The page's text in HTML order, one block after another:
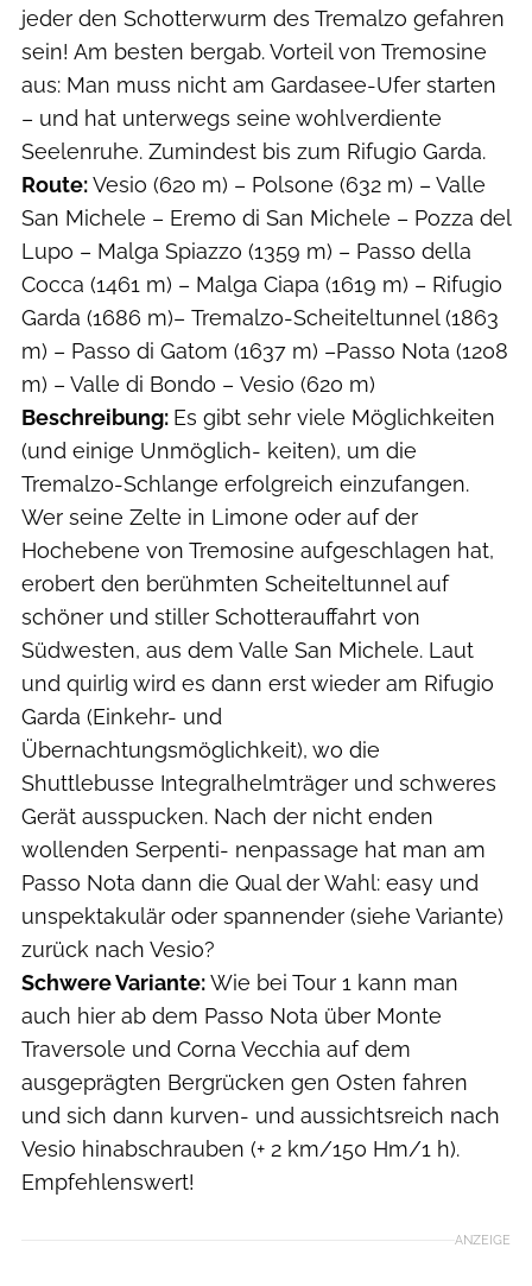
jeder den Schotterwurm des Tremalzo gefahren
sein! Am besten bergab. Vorteil von Tremosine
aus: Man muss nicht am Gardasee-Ufer starten
– und hat unterwegs seine wohlverdiente
Seelenruhe. Zumindest bis zum Rifugio Garda.
Route:Vesio (620 m) – Polsone (632 m) – Valle
San Michele – Eremo di San Michele – Pozza del
Lupo – Malga Spiazzo (1359 m) – Passo della
Cocca (1461 m) – Malga Ciapa (1619 m) – Rifugio
Garda (1686 m)– Tremalzo-Scheiteltunnel (1863
m) – Passo di Gatom (1637 m) –Passo Nota (1208
m) – Valle di Bondo – Vesio (620 m)
Beschreibung: Es gibt sehr viele Möglichkeiten
(und einige Unmöglich- keiten), um die
Tremalzo-Schlange erfolgreich einzufangen.
Wer seine Zelte in Limone oder auf der
Hochebene von Tremosine aufgeschlagen hat,
erobert den berühmten Scheiteltunnel auf
schöner und stiller Schotterauffahrt von
Südwesten, aus dem Valle San Michele. Laut
und quirlig wird es dann erst wieder am Rifugio
Garda (Einkehr- und
Übernachtungsmöglichkeit), wo die
Shuttlebusse Integralhelmträger und schweres
Gerät ausspucken. Nach der nicht enden
wollenden Serpenti- nenpassage hat man am
Passo Nota dann die Qual der Wahl: easy und
unspektakulär oder spannender (siehe Variante)
zurück nach Vesio?
Schwere Variante:Wie bei Tour 1 kann man
auch hier ab dem Passo Nota über Monte
Traversole und Corna Vecchia auf dem
ausgeprägten Bergrücken gen Osten fahren
und sich dann kurven- und aussichtsreich nach
Vesio hinabschrauben (+ 2 km/150 Hm/1 h).
Empfehlenswert!
ANZEIGE